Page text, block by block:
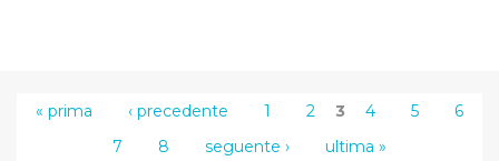
« prima ‹ precedente 1 2 3 4 5
6
7
8 seguente › ultima »